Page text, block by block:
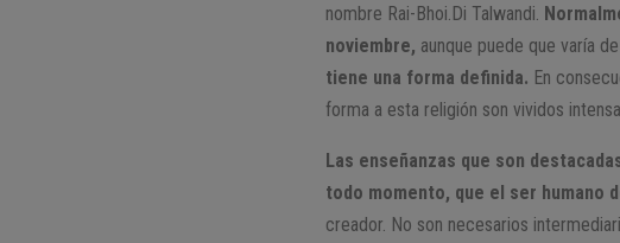
nombre Rai-Bhoi.Di Talwandi.
noviembre, aunque puede que varía
tiene una forma definida. En
forma a esta religión son vividos
Las enseñanzas que son
todo momento, que el ser humano
creador. No son necesarios